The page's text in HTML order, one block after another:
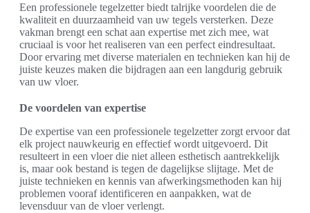
Een professionele tegelzetter biedt talrijke voordelen die de
kwaliteit en duurzaamheid van uw tegels versterken. Deze
vakman brengt een schat aan expertise met zich mee, wat
cruciaal is voor het realiseren van een perfect eindresultaat.
Door ervaring met diverse materialen en technieken kan hij de
juiste keuzes maken die bijdragen aan een langdurig gebruik
van uw vloer.
De voordelen van expertise
De expertise van een professionele tegelzetter zorgt ervoor dat
elk project nauwkeurig en effectief wordt uitgevoerd. Dit
resulteert in een vloer die niet alleen esthetisch aantrekkelijk
is, maar ook bestand is tegen de dagelijkse slijtage. Met de
juiste technieken en kennis van afwerkingsmethoden kan hij
problemen vooraf identificeren en aanpakken, wat de
levensduur van de vloer verlengt.